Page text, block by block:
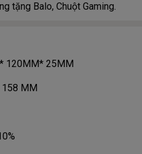
tặng Balo, Chuột Gaming.
120MM* 25MM
158 MM